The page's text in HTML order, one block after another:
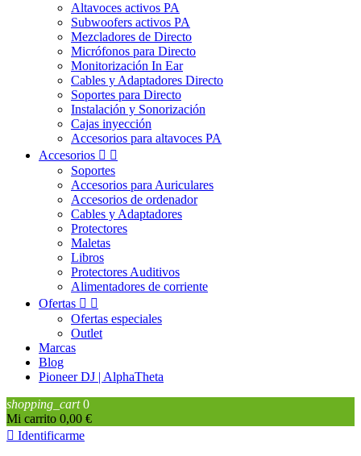
Altavoces activos PA
Subwoofers activos PA
Mezcladores de Directo
Micrófonos para Directo
Monitorización In Ear
Cables y Adaptadores Directo
Soportes para Directo
Instalación y Sonorización
Cajas inyección
Accesorios para altavoces PA
Accesorios  
Soportes
Accesorios para Auriculares
Accesorios de ordenador
Cables y Adaptadores
Protectores
Maletas
Libros
Protectores Auditivos
Alimentadores de corriente
Ofertas  
Ofertas especiales
Outlet
Marcas
Blog
Pioneer DJ | AlphaTheta
shopping_cart 0
Mi carrito 0,00 €
 Identificarme